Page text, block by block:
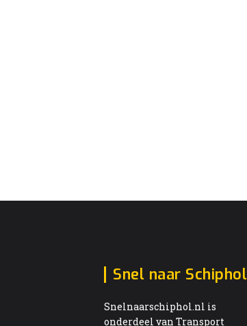
Snel naar Schiphol
Snelnaarschiphol.nl is
onderdeel van Transport